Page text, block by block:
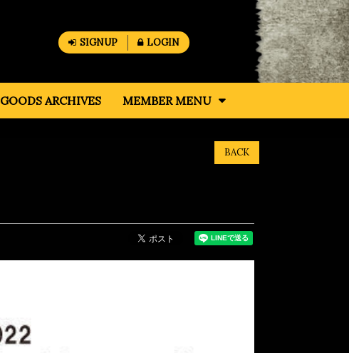
SIGNUP LOGIN
GOODS ARCHIVES MEMBER MENU
BACK